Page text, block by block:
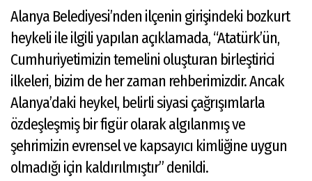
Alanya Belediyesi’nden ilçenin girişindeki bozkurt
heykeli ile ilgili yapılan açıklamada, “Atatürk’ün,
Cumhuriyetimizin temelini oluşturan birleştirici
ilkeleri, bizim de her zaman rehberimizdir. Ancak
Alanya’daki heykel, belirli siyasi çağrışımlarla
özdeşleşmiş bir figür olarak algılanmış ve
şehrimizin evrensel ve kapsayıcı kimliğine uygun
olmadığı için kaldırılmıştır” denildi.